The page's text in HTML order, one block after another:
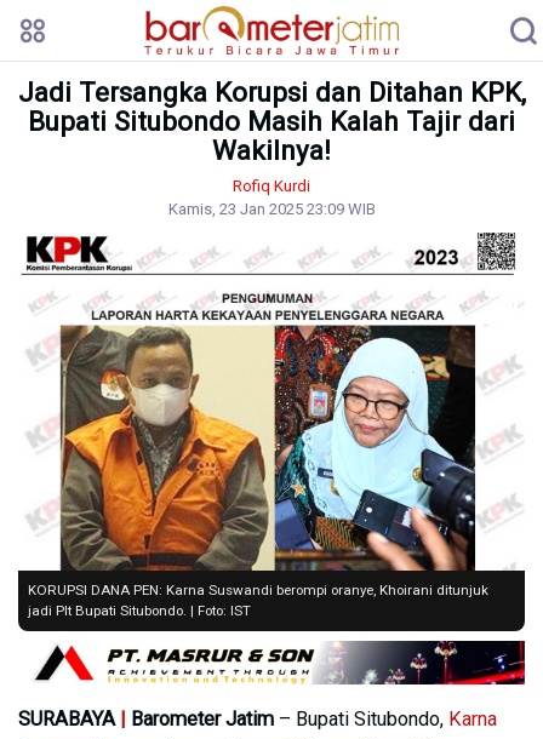
Jadi Tersangka Korupsi dan Ditahan KPK,
Bupati Situbondo Masih Kalah Tajir dari
Wakilnya!
Rofiq Kurdi
Kamis, 23 Jan 2025 23:09 WIB
KORUPSI DANA PEN: Karna Suswandi berompi oranye, Khoirani ditunjuk
jadi Plt Bupati Situbondo. | Foto: IST
SURABAYA | Barometer Jatim – Bupati Situbondo, Karna